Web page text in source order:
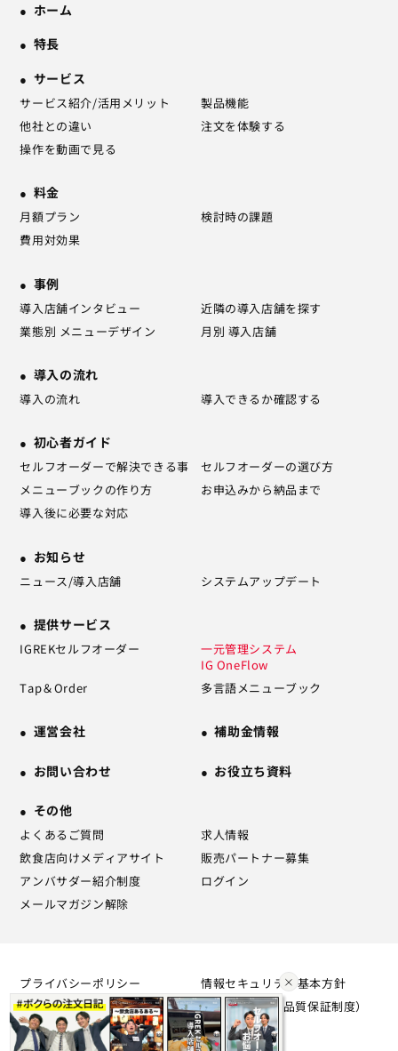
ホーム
特長
サービス
サービス紹介/活用メリット
製品機能
他社との違い
注文を体験する
操作を動画で見る
料金
月額プラン
検討時の課題
費用対効果
事例
導入店舗インタビュー
近隣の導入店舗を探す
業態別 メニューデザイン
月別 導入店舗
導入の流れ
導入の流れ 導入できるか確認する
初心者ガイド
セルフオーダーで解決できる事
セルフオーダーの選び方
メニューブックの作り方
お申込みから納品まで
導入後に必要な対応
お知らせ
ニュース/導入店舗 システムアップデート
提供サービス
IGREKセルフオーダー
一元管理システム
IG OneFlow
Tap＆Order
多言語メニューブック
運営会社 補助金情報
お問い合わせ お役立ち資料
その他
よくあるご質問
求人情報
飲食店向けメディアサイト
販売パートナー募集
アンバサダー紹介制度
ログイン
メールマガジン解除
プライバシーポリシー
情報セキュリティ基本方針
利用規約
SLA（サービス品質保証制度）
について